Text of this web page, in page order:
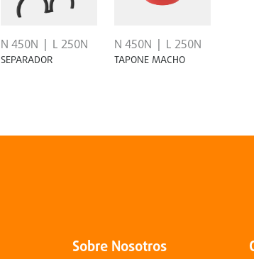
N 450N L 250N
SEPARADOR
N 450N L 250N
TAPONE MACHO
Sobre Nosotros